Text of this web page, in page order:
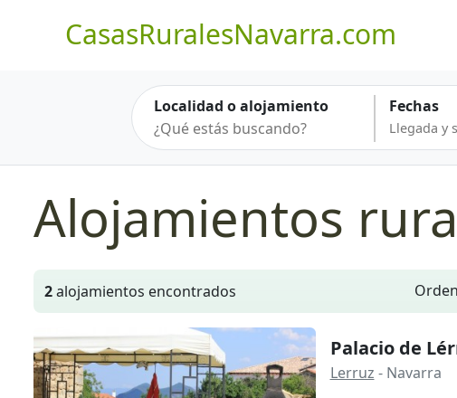
CasasRuralesNavarra.com
Localidad o alojamiento Fechas
Alojamientos
2alojamientos encontrados
Palacio de
Lerruz - Navarra